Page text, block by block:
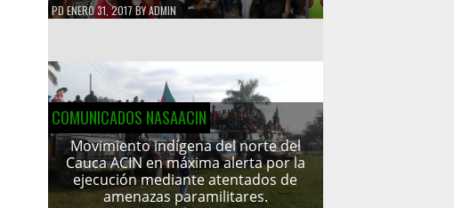
PDENERO 31, 2017BYADMIN
COMUNICADOS NASAACIN
Movimiento indígena del norte del
Cauca ACIN en máxima alerta por la
ejecución mediante atentados de
amenazas paramilitares.